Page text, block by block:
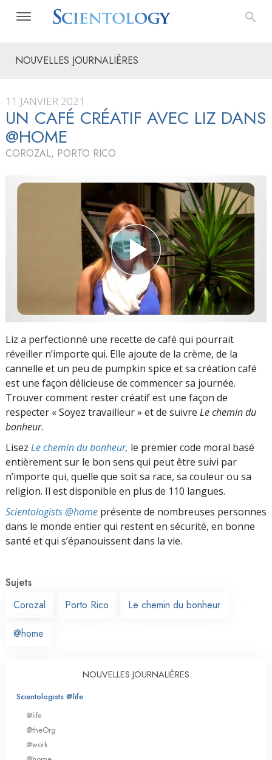
NOUVELLES JOURNALIÈRES
11 JANVIER 2021
UN CAFÉ CRÉATIF AVEC LIZ DANS
@HOME
COROZAL, PORTO RICO
Liz a perfectionné une recette de café qui pourrait
réveiller n’importe qui. Elle ajoute de la crème, de la
cannelle et un peu de pumpkin spice et sa création café
est une façon délicieuse de commencer sa journée.
Trouver comment rester créatif est une façon de
respecter « Soyez travailleur » et de suivre Le chemin du
bonheur.
Lisez Le chemin du bonheur, le premier code moral basé
entièrement sur le bon sens qui peut être suivi par
n’importe qui, quelle que soit sa race, sa couleur ou sa
religion. Il est disponible en plus de 110 langues.
Scientologists @home présente de nombreuses personnes
dans le monde entier qui restent en sécurité, en bonne
santé et qui s’épanouissent dans la vie.
Sujets
Corozal
Porto Rico Le chemin du bonheur
@home
NOUVELLES JOURNALIÈRES
Scientologists @life
@life
@theOrg
@work